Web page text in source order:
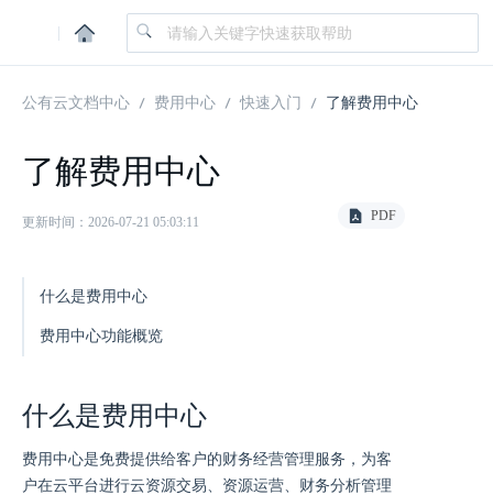
|
公有云文档中心 费用中心 快速入门 了解费用中心
了解费用中心
更新时间：2026-07-21 05:03:11 PDF
什么是费用中心
费用中心功能概览
什么是费用中心
费用中心是免费提供给客户的财务经营管理服务，为客
户在云平台进行云资源交易、资源运营、财务分析管理